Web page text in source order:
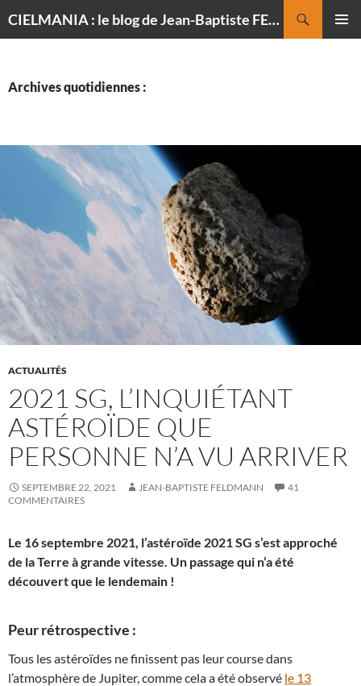
CIELMANIA : le blog de Jean-Baptiste FELDMANN, photographe du ciel
Archives quotidiennes :
ACTUALITÉS
2021 SG, L’INQUIÉTANT
ASTÉROÏDE QUE
PERSONNE N’A VU ARRIVER
SEPTEMBRE 22, 2021 JEAN-BAPTISTE FELDMANN
41
COMMENTAIRES
Le 16 septembre 2021, l’astéroïde 2021 SG s’est approché
de la Terre à grande vitesse. Un passage qui n’a été
découvert que le lendemain !
Peur rétrospective :
Tous les astéroïdes ne finissent pas leur course dans
l’atmosphère de Jupiter, comme cela a été observé le 13